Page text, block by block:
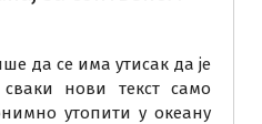
да се има утисак да је
нови текст само
утопити у океану